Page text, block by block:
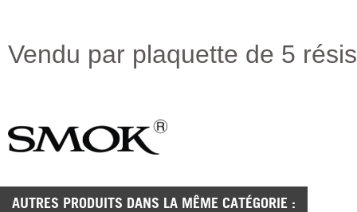
Vendu par plaquette de 5
AUTRES PRODUITS DANS LA MÊME CATÉGORIE :